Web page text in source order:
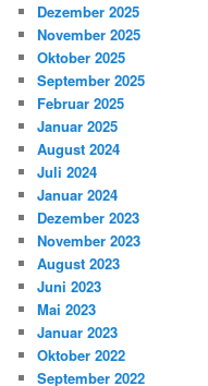
Dezember 2025
November 2025
Oktober 2025
September 2025
Februar 2025
Januar 2025
August 2024
Juli 2024
Januar 2024
Dezember 2023
November 2023
August 2023
Juni 2023
Mai 2023
Januar 2023
Oktober 2022
September 2022